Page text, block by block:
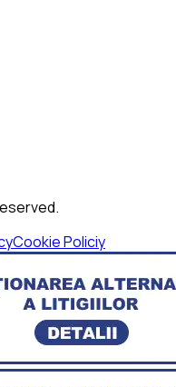
Cookie Policiy